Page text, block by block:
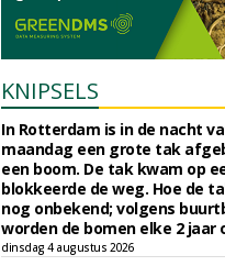
KNIPSELS
In Rotterdam is in de nacht
maandag een grote tak
een boom. De tak kwam op
blokkeerde de weg. Hoe de
nog onbekend; volgens
worden de bomen elke 2 jaar
dinsdag 4 augustus 2026